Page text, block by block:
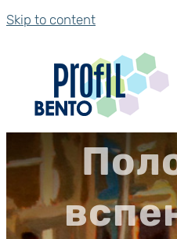
Skip to content